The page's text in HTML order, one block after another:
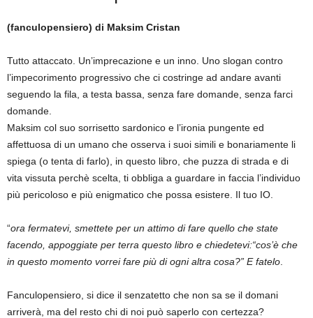
(fanculopensiero) di Maksim Cristan
Tutto attaccato. Un’imprecazione e un inno. Uno slogan contro
l’impecorimento progressivo che ci costringe ad andare avanti
seguendo la fila, a testa bassa, senza fare domande, senza farci
domande.
Maksim col suo sorrisetto sardonico e l’ironia pungente ed
affettuosa di un umano che osserva i suoi simili e bonariamente li
spiega (o tenta di farlo), in questo libro, che puzza di strada e di
vita vissuta perchè scelta, ti obbliga a guardare in faccia l’individuo
più pericoloso e più enigmatico che possa esistere. Il tuo IO.
“ora fermatevi, smettete per un attimo di fare quello che state
facendo, appoggiate per terra questo libro e chiedetevi:“cos’è che
in questo momento vorrei fare più di ogni altra cosa?” E fatelo
Fanculopensiero, si dice il senzatetto che non sa se il domani
arriverà, ma del resto chi di noi può saperlo con certezza?